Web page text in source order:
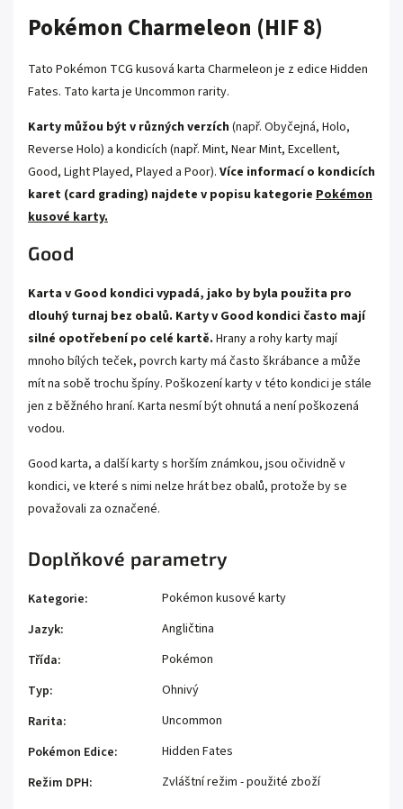
Pokémon Charmeleon (HIF 8)
Tato Pokémon TCG kusová karta Charmeleon je z edice Hidden
Fates. Tato karta je Uncommon rarity.
Karty můžou být v různých verzích (např. Obyčejná, Holo,
Reverse Holo) a kondicích (např. Mint, Near Mint, Excellent,
Good, Light Played, Played a Poor). Více informací o kondicích
karet (card grading) najdete v popisu kategorie Pokémon
kusové karty.
Good
Karta v Good kondici vypadá, jako by byla použita pro
dlouhý turnaj bez obalů. Karty v Good kondici často mají
silné opotřebení po celé kartě. Hrany a rohy karty mají
mnoho bílých teček, povrch karty má často škrábance a může
mít na sobě trochu špíny. Poškození karty v této kondici je stále
jen z běžného hraní. Karta nesmí být ohnutá a není poškozená
vodou.
Good karta, a další karty s horším známkou, jsou očividně v
kondici, ve které s nimi nelze hrát bez obalů, protože by se
považovali za označené.
Doplňkové parametry
Kategorie:
Pokémon kusové karty
Jazyk:
Angličtina
Třída:
Pokémon
Typ:
Ohnivý
Rarita:
Uncommon
Pokémon Edice:
Hidden Fates
Režim DPH: Zvláštní režim - použité zboží